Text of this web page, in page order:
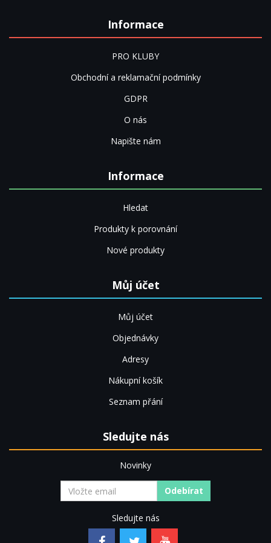
Informace
PRO KLUBY
Obchodní a reklamační podmínky
GDPR
O nás
Napište nám
Informace
Hledat
Produkty k porovnání
Nové produkty
Můj účet
Můj účet
Objednávky
Adresy
Nákupní košík
Seznam přání
Sledujte nás
Novinky
Odebírat
Sledujte nás